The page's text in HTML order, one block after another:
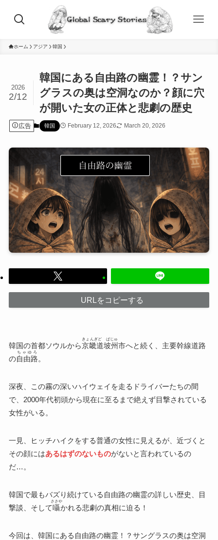
ホーム アジア 韓国
韓国にある自由路の幽霊！？サン
グラスの奥は空洞なのか？顔に穴
が開いた女の正体と悲劇の歴史
2026
2/12
広告 韓国 February 12, 2026 March 20, 2026
URLをコピーする
韓国の首都ソウルから京畿道坡州
きょんぎど ぱじゅ
市へと続く、主要幹線道路
の自由路
ちゃゆろ
。
深夜、この霧の深いハイウェイを走るドライバーたちの間
で、2000年代初頭から現在に至るまで絶えず目撃されている
女性がいる。
一見、ヒッチハイクをする普通の女性に見えるが、近づくと
その顔にはあるはずのないものがないと言われているの
だ…。
韓国で最もバズり続けている自由路の幽霊の詳しい歴史、目
撃談、そして囁
ささや
かれる悲劇の真相に迫る！
今回は、韓国にある自由路の幽霊！？サングラスの奥は空洞